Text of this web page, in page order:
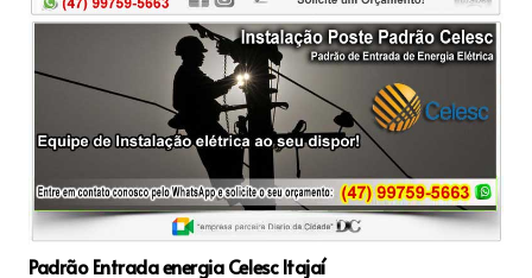
Padrão Entrada energia Celesc Itajaí